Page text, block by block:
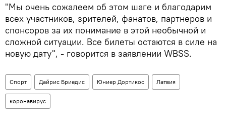
"Мы очень сожалеем об этом шаге и благодарим
всех участников, зрителей, фанатов, партнеров и
спонсоров за их понимание в этой необычной и
сложной ситуации. Все билеты остаются в силе на
новую дату", - говорится в заявлении WBSS.
Спорт Дайрис Бриедис Юниер Дортикос Латвия
коронавирус